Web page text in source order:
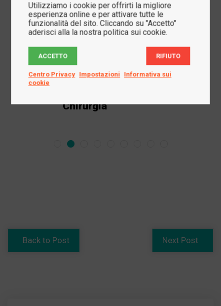
Chirurgia
Back to Post Next Post
Utilizziamo i cookie per offrirti la migliore
esperienza online e per attivare tutte le
funzionalità del sito. Cliccando su "Accetto"
aderisci alla la nostra politica sui cookie.
ACCETTO RIFIUTO
Centro Privacy Impostazioni Informativa sui
cookie